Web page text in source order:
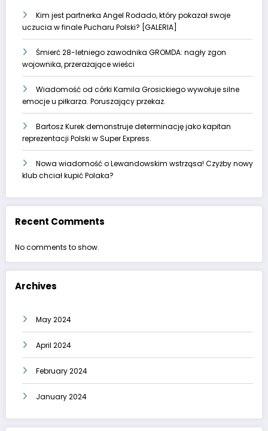
Kim jest partnerka Angel Rodado, który pokazał swoje
uczucia w finale Pucharu Polski? [GALERIA]
Śmierć 28-letniego zawodnika GROMDA: nagły zgon
wojownika, przerażające wieści
Wiadomość od córki Kamila Grosickiego wywołuje silne
emocje u piłkarza. Poruszający przekaz.
Bartosz Kurek demonstruje determinację jako kapitan
reprezentacji Polski w Super Express.
Nowa wiadomość o Lewandowskim wstrząsa! Czyżby nowy
klub chciał kupić Polaka?
Recent Comments
No comments to show.
Archives
May 2024
April 2024
February 2024
January 2024